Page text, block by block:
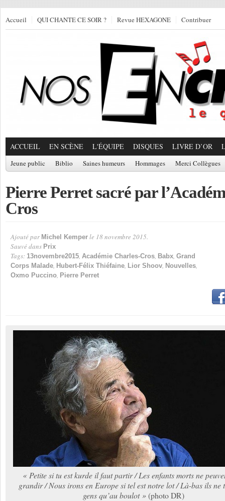
Accueil QUI CHANTE CE SOIR ? Revue HEXAGONE Contribuer
ACCUEIL EN SCÈNE L'ÉQUIPE DISQUES LIVRE D’OR
Jeune public Biblio Saines humeurs Hommages Merci Collègues
Pierre Perret sacré par
Cros
Ajouté par Michel Kemper le 18 novembre 2015.
Sauvé dans Prix
Tags: 13novembre2015, Académie Charles-Cros, Babx, Grand
Corps Malade, Hubert-Félix Thiéfaine, Lior Shoov, Nouvelles,
Oxmo Puccino, Pierre Perret
« Petite si tu est kurde il faut partir / Les enfants morts ne
grandir / Nous irons en Europe si tel est notre lot / Là-bas ils ne
gens qu’au boulot »(photo DR)